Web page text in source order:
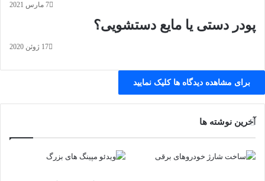
7 مارس 2021
پودر دستی یا مایع دستشویی؟
17 ژوئن 2020
برای مشاهده دیدگاه ها کلیک نمایید
آخرین نوشته ها